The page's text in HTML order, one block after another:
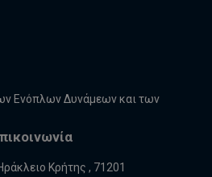
Ενόπλων Δυνάμεων και των
Κρήτης , 71201